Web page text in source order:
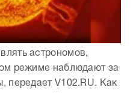
астрономов,
режиме наблюдают за
передает V102.RU. Как